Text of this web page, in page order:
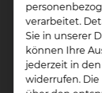
verarbeitet.
Sie in unserer
können Ihre
jederzeit in
widerrufen.